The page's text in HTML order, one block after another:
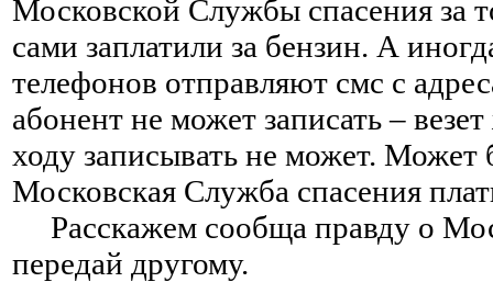
Московской Службы спасения за
сами заплатили за бензин. А
телефонов отправляют смс с
абонент не может записать –
ходу записывать не может.
Московская Служба спасения
Расскажем сообща правду о
передай другому.